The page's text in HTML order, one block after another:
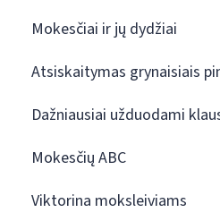
Mokesčiai ir jų dydžiai
Atsiskaitymas grynaisiais
Dažniausiai užduodami
Mokesčių ABC
Viktorina moksleiviams